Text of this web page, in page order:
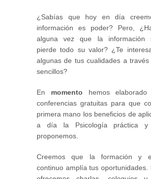
¿Sabías que hoy en día
información es poder? Pero,
alguna vez que la información
pierde todo su valor? ¿Te
algunas de tus cualidades a
sencillos?
En momento hemos
conferencias gratuitas para que
primera mano los beneficios de
a día la Psicología práctica y
proponemos.
Creemos que la formación y
continuo amplía tus oportunidades.